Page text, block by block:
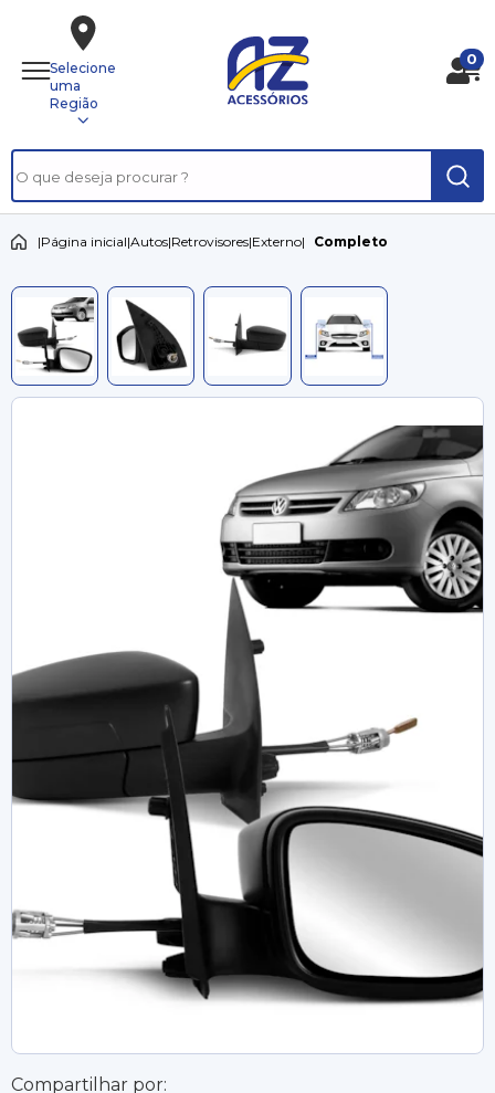
Selecione
uma
Região
0
|Página inicial|Autos|Retrovisores|Externo| Completo
Compartilhar por: